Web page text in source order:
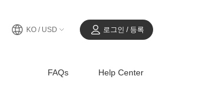
KO / USD 로그인 / 등록
FAQs Help Center